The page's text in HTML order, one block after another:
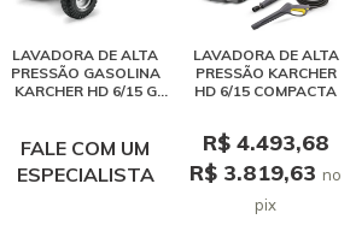
LAVADORA DE ALTA
PRESSÃO GASOLINA
KARCHER HD 6/15 G
FALE COM UM
ESPECIALISTA
LAVADORA DE ALTA
PRESSÃO KARCHER
HD 6/15 COMPACTA
R$ 4.493,68
R$ 3.819,63no
pix